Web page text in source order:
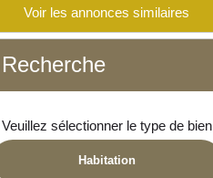
Voir les annonces similaires
Recherche
Veuillez sélectionner le type de bien
Habitation